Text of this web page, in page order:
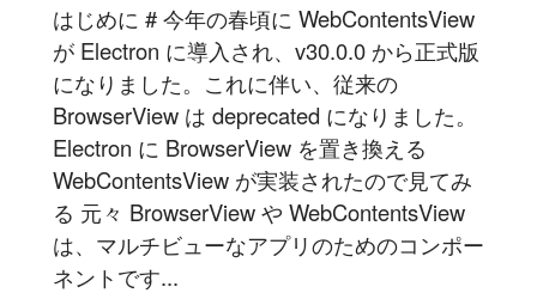
はじめに # 今年の春頃に WebContentsView
が Electron に導入され、v30.0.0 から正式版
になりました。これに伴い、従来の
BrowserView は deprecated になりました。
Electron に BrowserView を置き換える
WebContentsView が実装されたので見てみ
る 元々 BrowserView や WebContentsView
は、マルチビューなアプリのためのコンポー
ネントです...